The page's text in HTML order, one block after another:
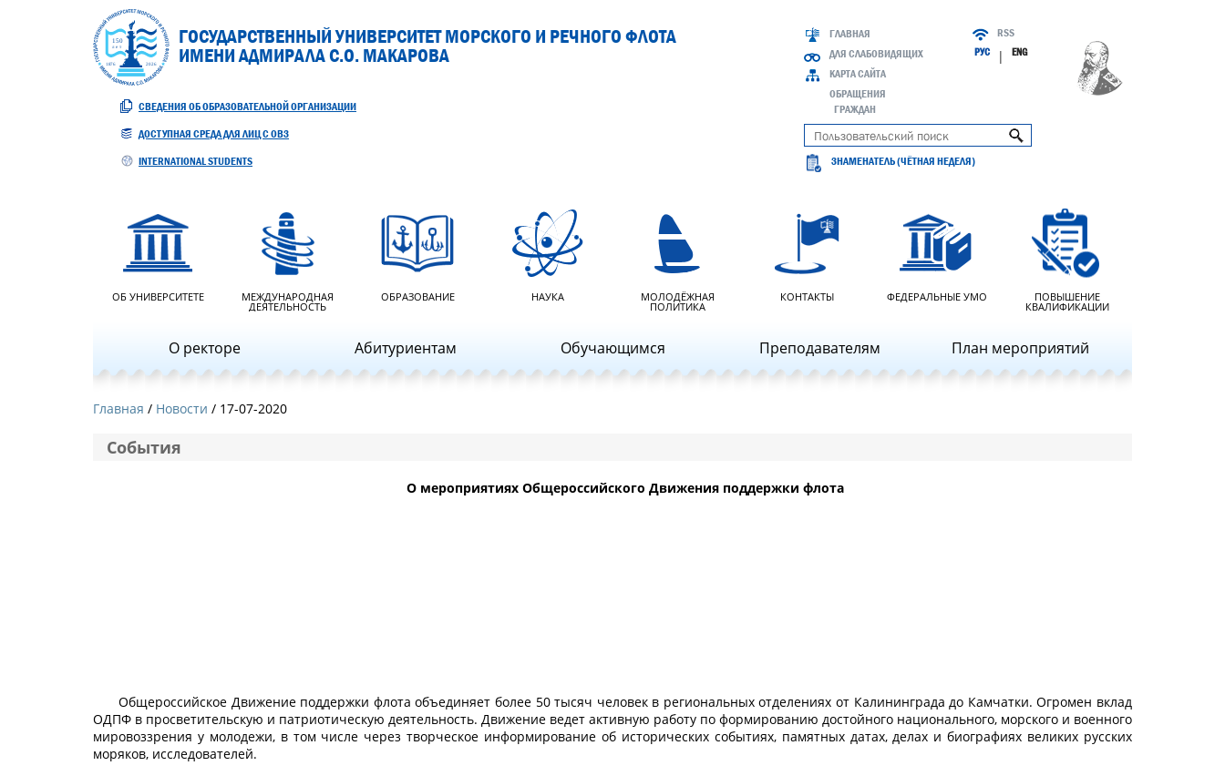
ГОСУДАРСТВЕННЫЙ УНИВЕРСИТЕТ МОРСКОГО И РЕЧНОГО ФЛОТА
ИМЕНИ АДМИРАЛА С.О. МАКАРОВА
СВЕДЕНИЯ ОБ ОБРАЗОВАТЕЛЬНОЙ ОРГАНИЗАЦИИ
ДОСТУПНАЯ СРЕДА ДЛЯ ЛИЦ С ОВЗ
INTERNATIONAL STUDENTS
ГЛАВНАЯ
ДЛЯ СЛАБОВИДЯЩИХ
КАРТА САЙТА
ОБРАЩЕНИЯ
ГРАЖДАН
RSS
РУС | ENG
ЗНАМЕНАТЕЛЬ (ЧЁТНАЯ НЕДЕЛЯ)
ОБ УНИВЕРСИТЕТЕ МЕЖДУНАРОДНАЯ
ДЕЯТЕЛЬНОСТЬ
ОБРАЗОВАНИЕ НАУКА МОЛОДЁЖНАЯ
ПОЛИТИКА
КОНТАКТЫ ФЕДЕРАЛЬНЫЕ УМО ПОВЫШЕНИЕ
КВАЛИФИКАЦИИ
О ректоре Абитуриентам Обучающимся Преподавателям План мероприятий
Главная Новости / 17-07-2020
События
О мероприятиях Общероссийского Движения поддержки флота
Общероссийское Движение поддержки флота объединяет более 50 тысяч человек в региональных отделениях от Калининграда до Камчатки. Огромен вклад
ОДПФ в просветительскую и патриотическую деятельность. Движение ведет активную работу по формированию достойного национального, морского и военного
мировоззрения у молодежи, в том числе через творческое информирование об исторических событиях, памятных датах, делах и биографиях великих русских
моряков, исследователей.